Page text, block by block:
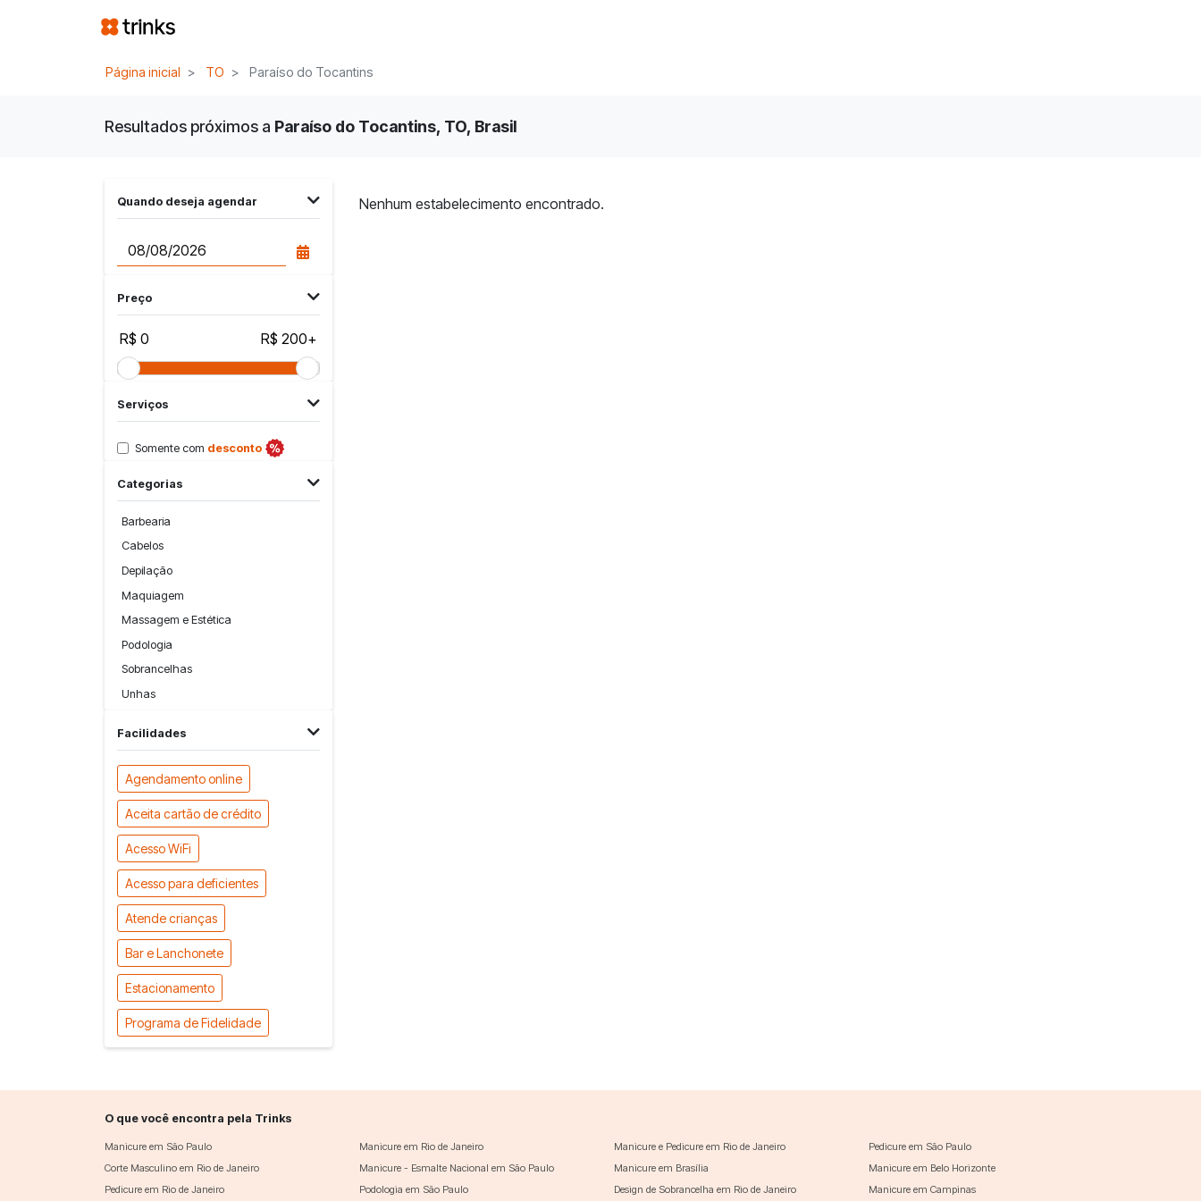
Página inicial TO Paraíso do Tocantins
Resultados próximos a Paraíso do Tocantins, TO, Brasil
Quando deseja agendar
Preço
R$ 0 R$ 200+
Serviços
Somente com desconto
Categorias
Barbearia
Cabelos
Depilação
Maquiagem
Massagem e Estética
Podologia
Sobrancelhas
Unhas
Facilidades
Agendamento online
Aceita cartão de crédito
Acesso WiFi
Acesso para deficientes
Atende crianças
Bar e Lanchonete
Estacionamento
Programa de Fidelidade
Nenhum estabelecimento encontrado.
O que você encontra pela Trinks
Manicure em São Paulo Manicure em Rio de Janeiro Manicure e Pedicure em Rio de Janeiro
Pedicure em São Paulo
Corte Masculino em Rio de Janeiro
Manicure - Esmalte Nacional em São Paulo Manicure em Brasília
Manicure em Belo Horizonte
Pedicure em Rio de Janeiro
Podologia em São Paulo Design de Sobrancelha em Rio de Janeiro Manicure em Campinas